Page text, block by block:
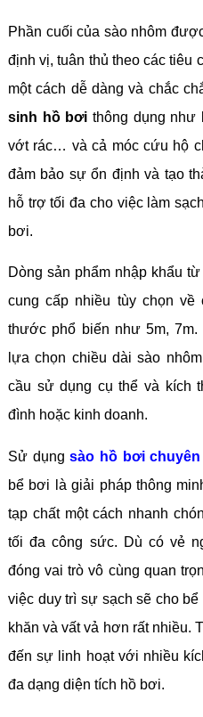
Phần cuối của sào nhôm
định vị, tuân thủ theo các tiêu
một cách dễ dàng và chắc
sinh hồ bơi thông dụng như
vớt rác… và cả móc cứu hộ
đảm bảo sự ổn định và tạo
hỗ trợ tối đa cho việc làm
bơi.
Dòng sản phẩm nhập khẩu
cung cấp nhiều tùy chọn về
thước phổ biến như 5m,
lựa chọn chiều dài sào
cầu sử dụng cụ thể và kích
đình hoặc kinh doanh.
Sử dụngsào hồ bơi
bể bơi là giải pháp thông
tạp chất một cách nhanh
tối đa công sức. Dù có vẻ
đóng vai trò vô cùng quan
việc duy trì sự sạch sẽ cho
khăn và vất vả hơn rất nhiều.
đến sự linh hoạt với nhiều
đa dạng diện tích hồ bơi.